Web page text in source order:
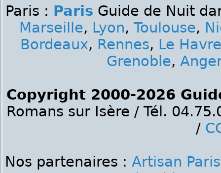
Paris : Paris Guide de Nuit
Marseille, Lyon, Toulouse,
Bordeaux, Rennes, Le Havre
Grenoble,
Copyright 2000-2026
Romans sur Isère / Tél.
/
Nos partenaires : Artisan Paris